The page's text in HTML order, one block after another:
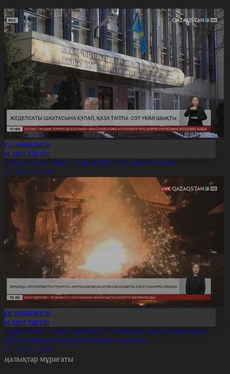
жаңалығы
мен тәртіп
оқыс оқиға: Директорға сот үкімі шықты
17:05
жаңалығы
мен тәртіп
млрд теңге: «АрселорМиттал Теміртау» компаниясының
жымқырған күдікті қамауға алынды
13:00
мұрағаты